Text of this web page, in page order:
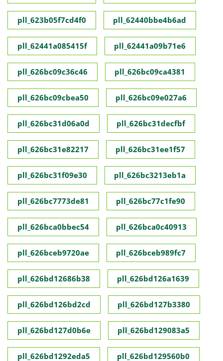
pll_623b05f7cd4f0 pll_62440bbe4b6ad
pll_62441a085415f pll_62441a09b71e6
pll_626bc09c36c46 pll_626bc09ca4381
pll_626bc09cbea50 pll_626bc09e027a6
pll_626bc31d06a0d pll_626bc31decfbf
pll_626bc31e82217 pll_626bc31ee1f57
pll_626bc31f09e30 pll_626bc3213eb1a
pll_626bc7773de81 pll_626bc77c1fe90
pll_626bca0bbec54 pll_626bca0c40913
pll_626bceb9720ae pll_626bceb989fc7
pll_626bd12686b38 pll_626bd126a1639
pll_626bd126bd2cd pll_626bd127b3380
pll_626bd127d0b6e pll_626bd129083a5
pll_626bd1292eda5 pll_626bd129560b0